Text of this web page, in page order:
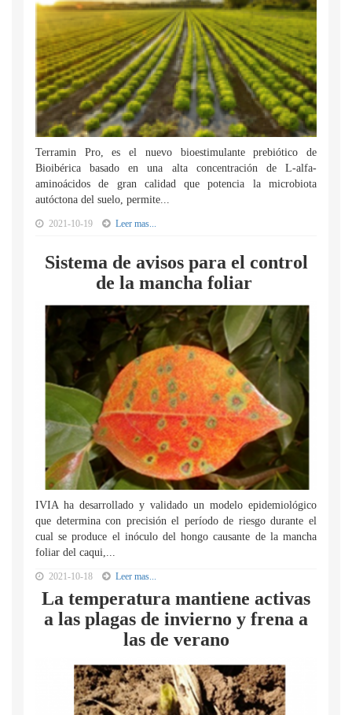
Terramin Pro, es el nuevo bioestimulante prebiótico de
Bioibérica basado en una alta concentración de L-alfa-
aminoácidos de gran calidad que potencia la microbiota
autóctona del suelo, permite...
2021-10-19 Leer mas...
Sistema de avisos para el control
de la mancha foliar
IVIA ha desarrollado y validado un modelo epidemiológico
que determina con precisión el período de riesgo durante el
cual se produce el inóculo del hongo causante de la mancha
foliar del caqui,...
2021-10-18 Leer mas...
La temperatura mantiene activas
a las plagas de invierno y frena a
las de verano